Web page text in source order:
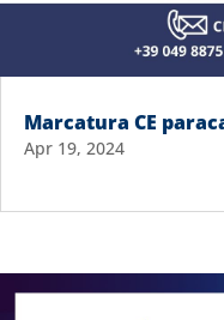
Marcatura CE
Apr 19, 2024